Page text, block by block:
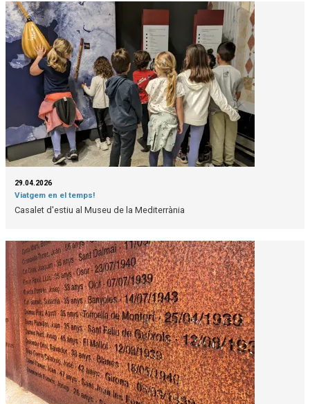
29.04.2026
Viatgem en el temps!
Casalet d'estiu al Museu de la Mediterrània